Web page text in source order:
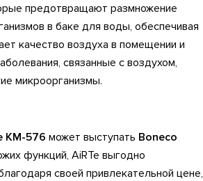
предотвращают размножение
в баке для воды, обеспечивая
качество воздуха в помещении и
связанные с воздухом,
микроорганизмы.
KM-576 может выступать Boneco
функций, AiRTe выгодно
своей привлекательной цене,